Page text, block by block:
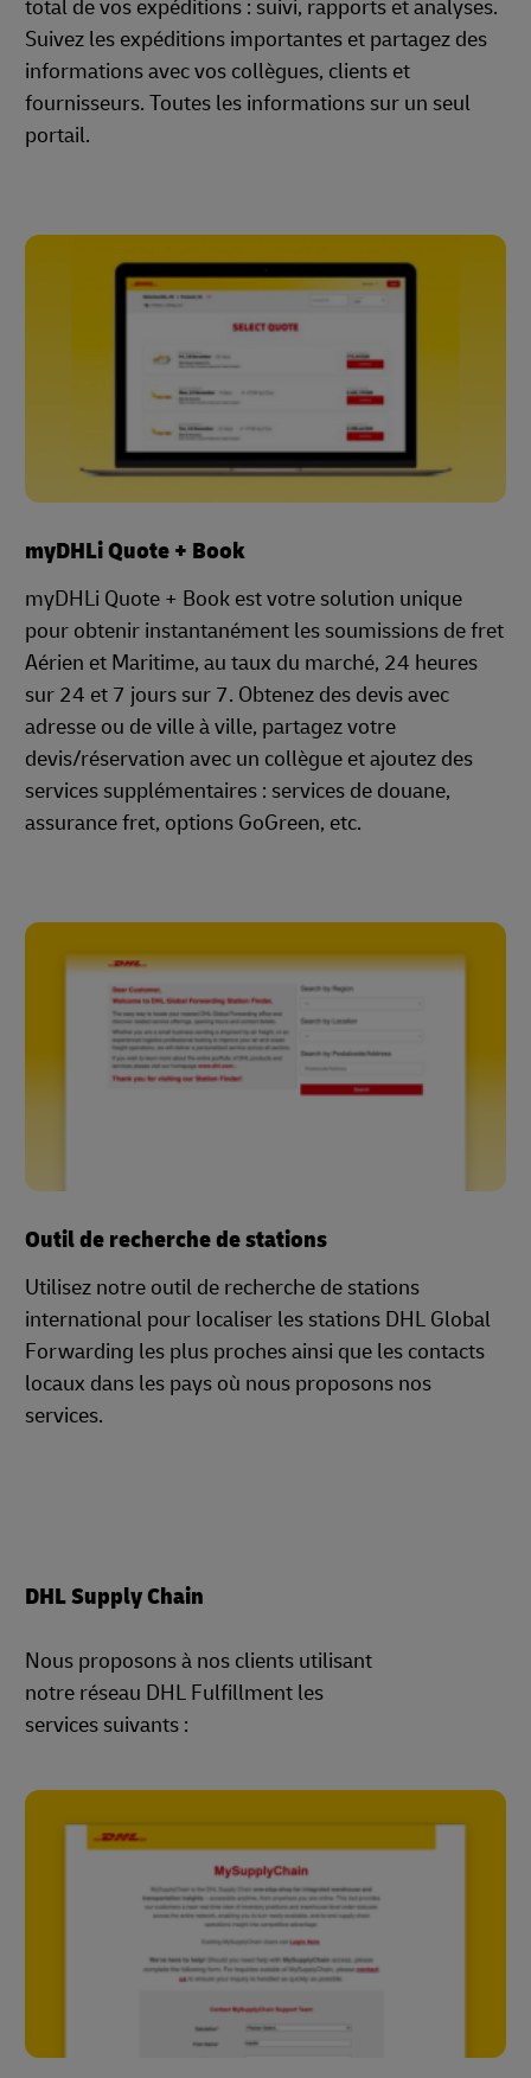
total de vos expéditions : suivi, rapports et analyses.
Suivez les expéditions importantes et partagez des
informations avec vos collègues, clients et
fournisseurs. Toutes les informations sur un seul
portail.
myDHLi Quote + Book
myDHLi Quote + Book est votre solution unique
pour obtenir instantanément les soumissions de fret
Aérien et Maritime, au taux du marché, 24 heures
sur 24 et 7 jours sur 7. Obtenez des devis avec
adresse ou de ville à ville, partagez votre
devis/réservation avec un collègue et ajoutez des
services supplémentaires : services de douane,
assurance fret, options GoGreen, etc.
Outil de recherche de stations
Utilisez notre outil de recherche de stations
international pour localiser les stations DHL Global
Forwarding les plus proches ainsi que les contacts
locaux dans les pays où nous proposons nos
services.
DHL Supply Chain
Nous proposons à nos clients utilisant
notre réseau DHL Fulfillment les
services suivants :